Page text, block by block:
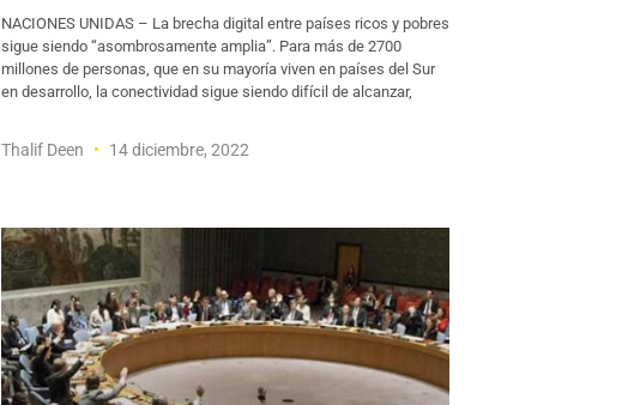
NACIONES UNIDAS – La brecha digital entre países ricos y pobres
sigue siendo “asombrosamente amplia”. Para más de 2700
millones de personas, que en su mayoría viven en países del Sur
en desarrollo, la conectividad sigue siendo difícil de alcanzar,
Thalif Deen 14 diciembre, 2022